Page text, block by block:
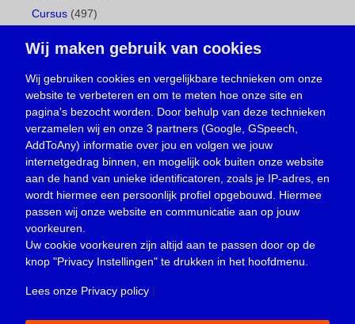
Cursus (497)
Gemeentepagina(104)
Ingezonden brief(537)
Media(156)
Nieuws (23.329)
Oproep(734)
Overlijden(39)
Podcast(18)
prijsvraag (5)
Religie (1.438)
Service(226)
Wij maken gebruik van cookies
Wij gebruiken cookies en vergelijkbare technieken om onze
website te verbeteren en om te meten hoe onze site en
pagina's bezocht worden. Door behulp van deze technieken
verzamelen wij en onze 3 partners (Google, GSpeech,
AddToAny) informatie over jou en volgen we jouw
internetgedrag binnen, en mogelijk ook buiten onze website
aan de hand van unieke identificatoren, zoals je IP-adres, en
wordt hiermee een persoonlijk profiel opgebouwd. Hiermee
passen wij onze website en communicatie aan op jouw
voorkeuren.
Uw cookie voorkeuren zijn altijd aan te passen door op de
knop "Privacy Instellingen" te drukken in het hoofdmenu.
Lees onze Privacy policy |